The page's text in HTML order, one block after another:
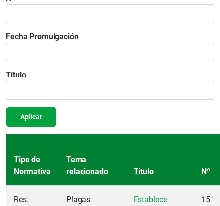
Fecha Promulgación
Título
Aplicar
Tipo de
Normativa
Tema
relacionado
Titulo Nº
Res.
Plagas
Establece
15